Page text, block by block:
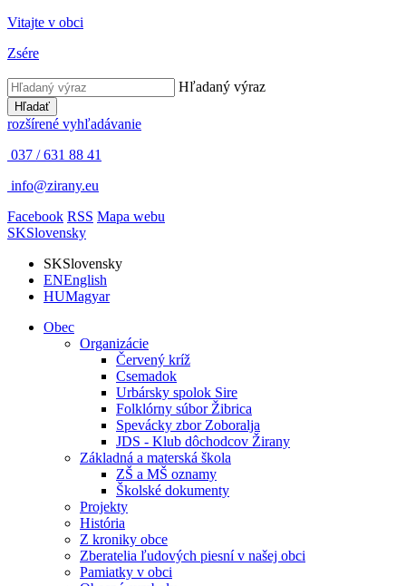
Vitajte v obci
Zsére
Hľadaný výraz
Hľadať
rozšírené vyhľadávanie
037 / 631 88 41
info@zirany.eu
Facebook RSS Mapa webu
SKSlovensky
SKSlovensky
ENEnglish
HUMagyar
Obec
Organizácie
Červený kríž
Csemadok
Urbársky spolok Sire
Folklórny súbor Žibrica
Spevácky zbor Zoboralja
JDS - Klub dôchodcov Žirany
Základná a materská škola
ZŠ a MŠ oznamy
Školské dokumenty
Projekty
História
Z kroniky obce
Zberatelia ľudových piesní v našej obci
Pamiatky v obci